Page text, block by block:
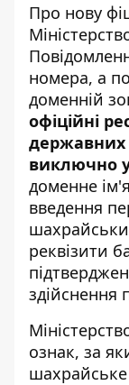
Про нову
номера, а
доменній
офіційні
державних
виключно
доменне
введення
реквізити
здійснення
ознак, за